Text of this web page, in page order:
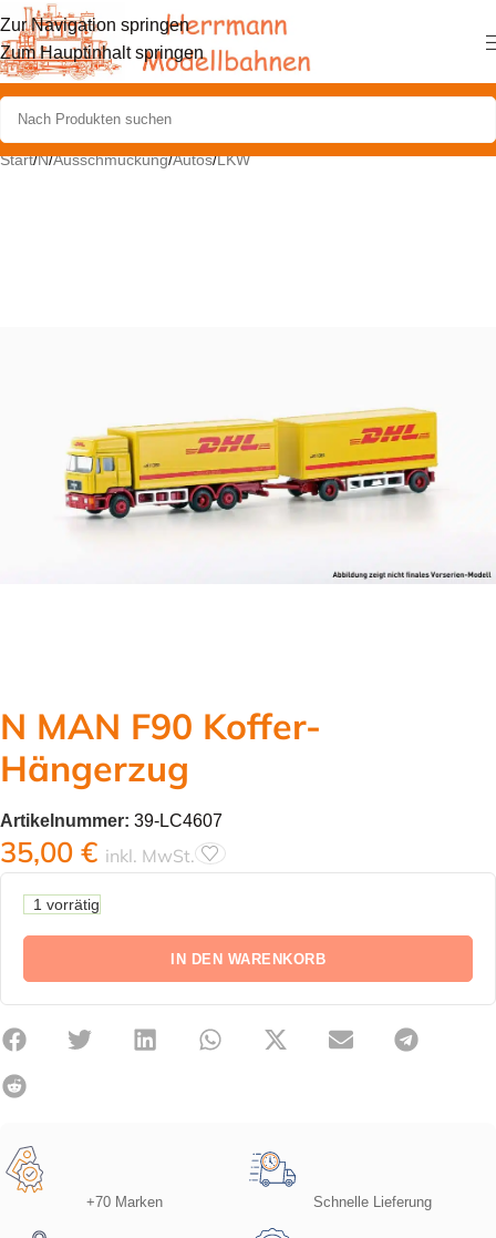
Zur Navigation springen
Zum Hauptinhalt springen
Start/N/Ausschmückung/Autos/LKW
N MAN F90 Koffer-
Hängerzug
Artikelnummer: 39-LC4607
35,00 € inkl. MwSt.
1 vorrätig
IN DEN WARENKORB
+70 Marken Schnelle Lieferung